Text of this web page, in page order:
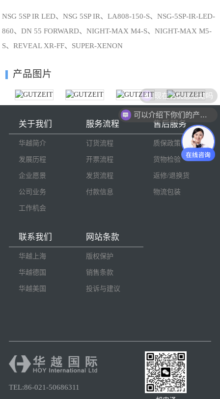
NSG 5SP IR LED、NSG 5SP IR、LA808-150-S、NSG-5SP-IR-LED-
860、DN 55 FORWARD、NIGHT-MAX M4-S、NIGHT-MAX M5-
S、REVEAL XR-FF、SUPER-XENON
产品图片
关于我们
华越简介
发展历程
企业愿景
公司业务
工作机会
服务流程
订货流程
开票流程
发货流程
付款信息
售后服务
质保政策
货物检验
返修/退换货
物流包装
联系我们
华越上海
华越德国
华越美国
网站条款
版权保护
销售条款
投诉与建议
TEL:86-021-50686311
现在有优惠活动吗